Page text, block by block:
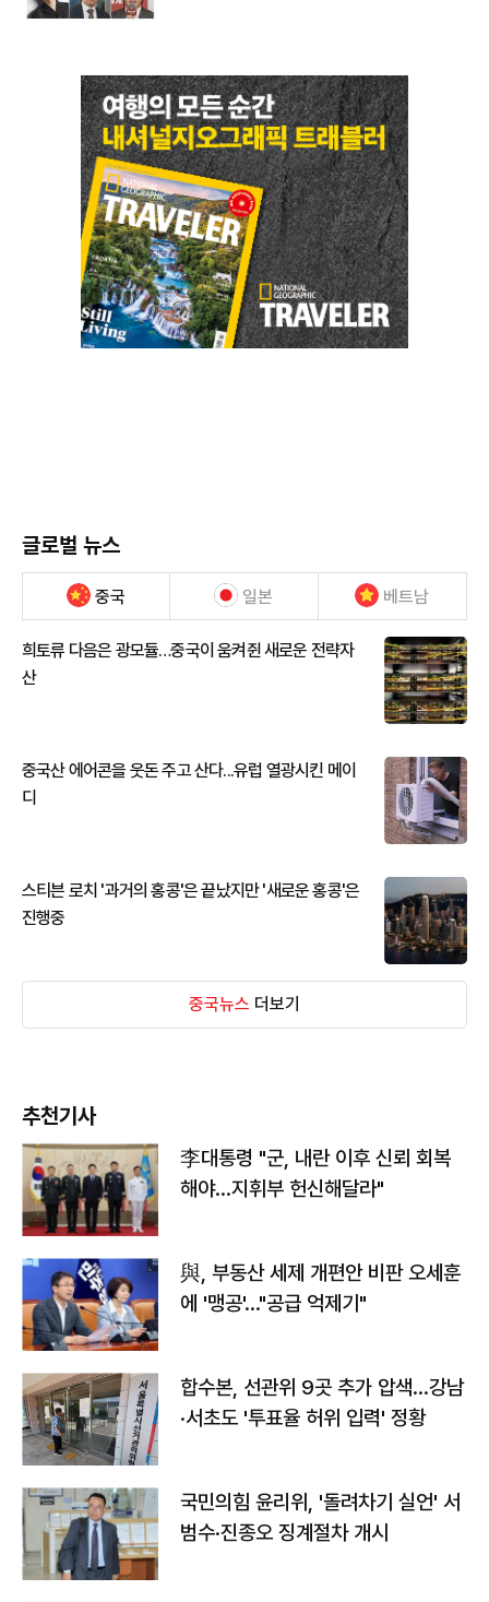
글로벌 뉴스
중국 일본 베트남
희토류 다음은 광모듈…중국이 움켜쥔 새로운 전략자
산
중국산 에어콘을 웃돈 주고 산다...유럽 열광시킨 메이
디
스티븐 로치 '과거의 홍콩'은 끝났지만 '새로운 홍콩'은
진행중
중국뉴스 더보기
추천기사
李대통령 "군, 내란 이후 신뢰 회복
해야…지휘부 헌신해달라"
與, 부동산 세제 개편안 비판 오세훈
에 '맹공'…"공급 억제기"
합수본, 선관위 9곳 추가 압색…강남
·서초도 '투표율 허위 입력' 정황
국민의힘 윤리위, '돌려차기 실언' 서
범수·진종오 징계절차 개시